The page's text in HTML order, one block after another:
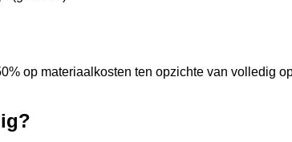
op materiaalkosten ten opzichte van volledig